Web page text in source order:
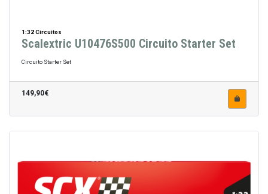
1:32 Circuitos
Scalextric U10476S500 Circuito Starter Set
Circuito Starter Set
149,90€